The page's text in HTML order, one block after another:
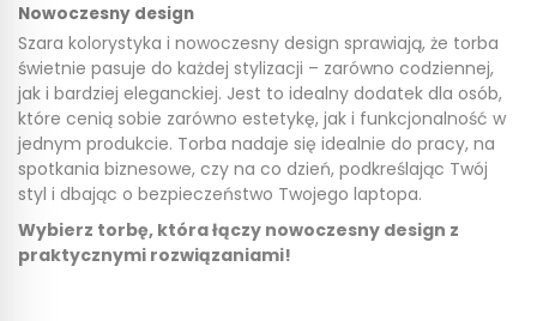
Nowoczesny design
Szara kolorystyka i nowoczesny design sprawiają, że torba
świetnie pasuje do każdej stylizacji – zarówno codziennej,
jak i bardziej eleganckiej. Jest to idealny dodatek dla osób,
które cenią sobie zarówno estetykę, jak i funkcjonalność w
jednym produkcie. Torba nadaje się idealnie do pracy, na
spotkania biznesowe, czy na co dzień, podkreślając Twój
styl i dbając o bezpieczeństwo Twojego laptopa.
Wybierz torbę, która łączy nowoczesny design z
praktycznymi rozwiązaniami!